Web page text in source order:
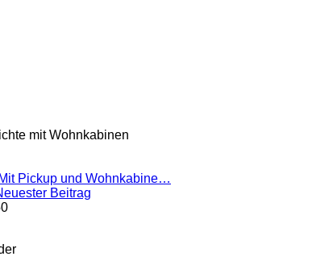
mit Wohnkabinen
Pickup und Wohnkabine…
Beitrag